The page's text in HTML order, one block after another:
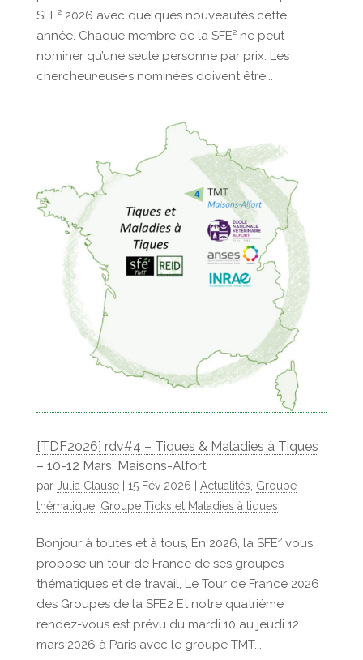
SFE² 2026 avec quelques nouveautés cette
année. Chaque membre de la SFE² ne peut
nominer qu’une seule personne par prix. Les
chercheur·euse·s nominées doivent être...
[TDF2026] rdv#4 – Tiques & Maladies à Tiques
– 10-12 Mars, Maisons-Alfort
par Julia Clause| 15 Fév 2026 Actualités Groupe
thématique, Groupe Ticks et Maladies à tiques
Bonjour à toutes et à tous, En 2026, la SFE² vous
propose un tour de France de ses groupes
thématiques et de travail, Le Tour de France 2026
des Groupes de la SFE2 Et notre quatrième
rendez-vous est prévu du mardi 10 au jeudi 12
mars 2026 à Paris avec le groupe TMT...